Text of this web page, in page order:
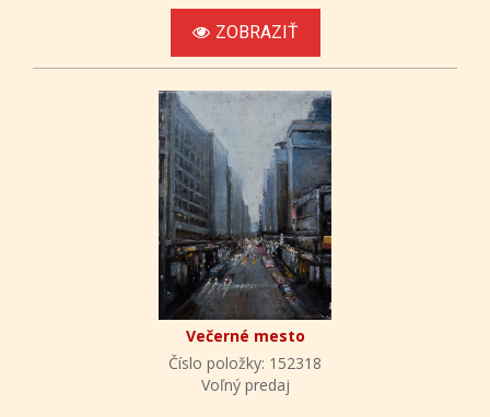
ZOBRAZIŤ
Večerné mesto
Číslo položky: 152318
Voľný predaj